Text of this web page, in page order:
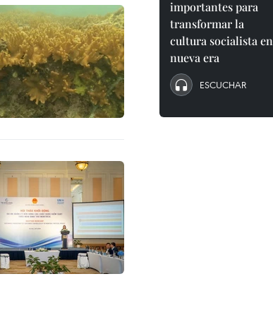
importantes para
transformar la
cultura socialista en
nueva era
ESCUCHAR